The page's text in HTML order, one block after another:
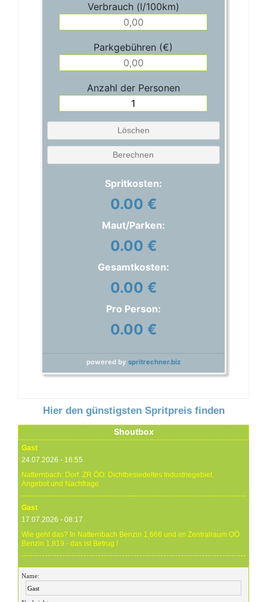
Verbrauch (l/100km)
Parkgebühren (€)
Anzahl der Personen
Löschen
Berechnen
Spritkosten:
0.00 €
Maut/Parken:
0.00 €
Gesamtkosten:
0.00 €
Pro Person:
0.00 €
powered by spritrechner.biz
Hier den günstigsten Spritpreis finden
Shoutbox
Gast
24.07.2026 - 16:55
Natternbach: Dorf. ZR ÖO: Dichtbesiedeltes Industriegebiet.
Angebot und Nachfrage
Gast
17.07.2026 - 08:17
Wie geht das? In Natternbach Benzin 1,666 und im Zentralraum OÖ
Benzin 1,819 - das ist Betrug !
Gast
17.07.2026 - 07:05
Eure Preise eher Märchenstunde :-) Vorort nix zu sehen !
Name: